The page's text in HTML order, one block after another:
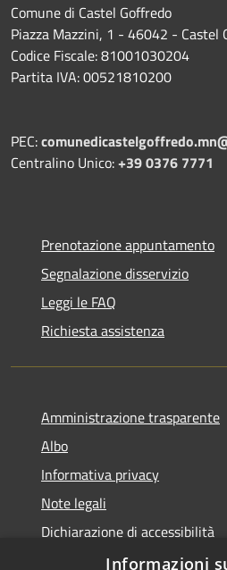
Comune di Castel Goffredo
Piazza Mazzini, 1 - 46042 - Castel
Codice Fiscale: 81001030204
Partita IVA: 00521810200
PEC:
Centralino Unico:+39 0376 7771
Prenotazione appuntamento
Segnalazione disservizio
Leggi le FAQ
Richiesta assistenza
Amministrazione trasparente
Albo
Informativa privacy
Note legali
Dichiarazione di accessibilità
Piano di miglioramento
Informazioni